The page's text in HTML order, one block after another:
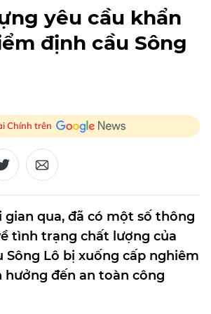
yêu cầu khẩn
định cầu Sông
Chính trên
gian qua, đã có một số thông
tình trạng chất lượng của
Sông Lô bị xuống cấp nghiêm
hưởng đến an toàn công